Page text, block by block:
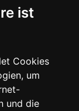
ist
Cookies
um
und die